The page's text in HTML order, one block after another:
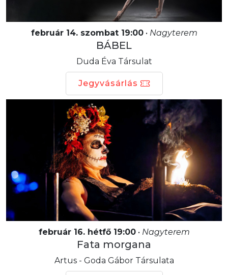
február 14. szombat 19:00• Nagyterem
BÁBEL
Duda Éva Társulat
Jegyvásárlás
február 16. hétfő 19:00• Nagyterem
Fata morgana
Artus - Goda Gábor Társulata